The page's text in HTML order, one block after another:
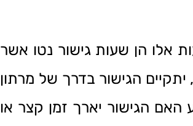
גירושין יכול להימשך בין 5 שעות ל-20 שעות. שעות אלו הן שעות גישור נטו אשר
יתקיים הגישור בדרך של מרתון
האם הגישור יארך זמן קצר או